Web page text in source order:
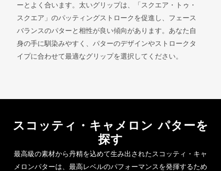
ーとよく合います。太いグリップは、「スクエア・トゥ・
スクエア」のパッティングストロークを促進し、フェース
バランスのパターと相性が良い傾向があります。あなた自
身の手に馴染みやすく、パターのデザインやストロークタ
イプに合わせて最適なグリップを選択してください。
スコッティ・キャメロン パターを
探す
最高級の素材から丹精を込めて生み出されたスコッティ・キャ
メロンパターは、最高レベルのパフォーマンスを発揮するため